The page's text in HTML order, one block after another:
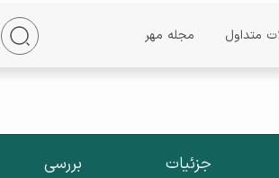
متداول مجله مهر
جزئیات بررسی